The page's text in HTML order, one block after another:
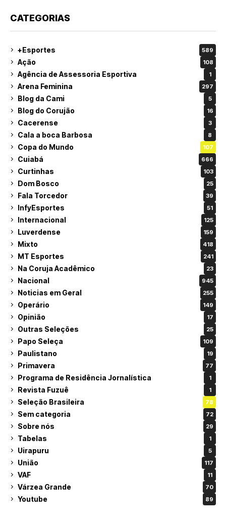
CATEGORIAS
+Esportes 589
Ação 108
Agência de Assessoria Esportiva 1
Arena Feminina 297
Blog da Cami 5
Blog do Corujão 16
Cacerense 3
Cala a boca Barbosa 8
Copa do Mundo 107
Cuiabá 666
Curtinhas 103
Dom Bosco 25
Fala Torcedor 39
InfyEsportes 51
Internacional 125
Luverdense 159
Mixto 418
MT Esportes 241
Na Coruja Acadêmico 23
Nacional 945
Noticias em Geral 255
Operário 149
Opinião 17
Outras Seleções 25
Papo Seleça 109
Paulistano 19
Primavera 77
Programa de Residência Jornalística 1
Revista Fuzuê 1
Seleção Brasileira 78
Sem categoria 72
Sobre nós 29
Tabelas 1
Uirapuru 5
União 117
VAF 11
Várzea Grande 70
Youtube 89